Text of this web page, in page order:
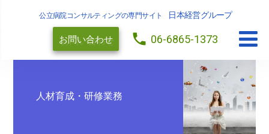
公立病院コンサルティングの専門サイト 日本経営グループ
お問い合わせ local_phone 06-6865-1373
人材育成・研修業務